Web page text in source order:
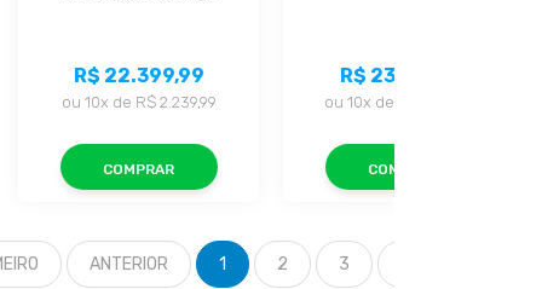
R$ 22.399,99
ou 10x de R$ 2.239,99
COMPRAR
R$ 23.359,99
ou 10x de
COMPRAR
ANTERIOR 1 2 3